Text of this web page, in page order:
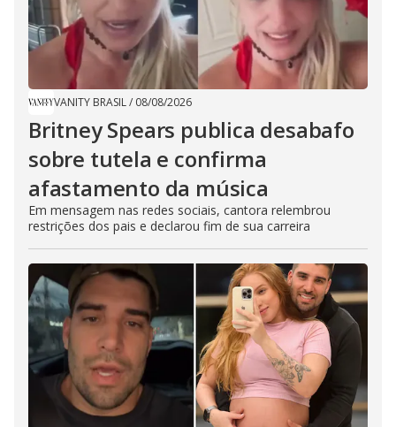
VANITY BRASIL/ 08/08/2026
Britney Spears publica desabafo
sobre tutela e confirma
afastamento da música
Em mensagem nas redes sociais, cantora relembrou
restrições dos pais e declarou fim de sua carreira